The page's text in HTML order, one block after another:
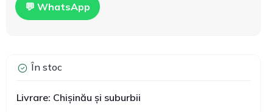
💬 WhatsApp
În stoc
Livrare: Chișinău și suburbii